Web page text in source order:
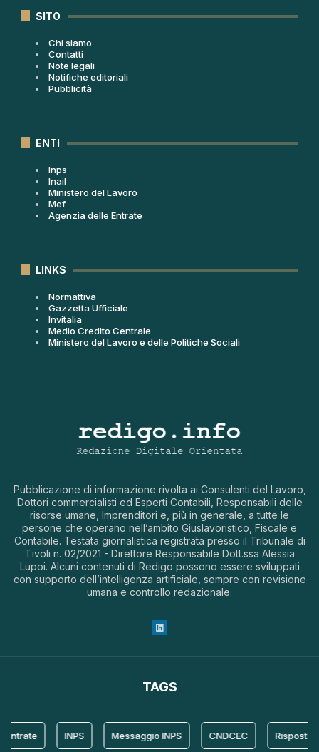
SITO
Chi siamo
Contatti
Note legali
Notifiche editoriali
Pubblicità
ENTI
Inps
Inail
Ministero del Lavoro
Mef
Agenzia delle Entrate
LINKS
Normattiva
Gazzetta Ufficiale
Invitalia
Medio Credito Centrale
Ministero del Lavoro e delle Politiche Sociali
Pubblicazione di informazione rivolta ai Consulenti del Lavoro,
Dottori commercialisti ed Esperti Contabili, Responsabili delle
risorse umane, Imprenditori e, più in generale, a tutte le
persone che operano nell’ambito Giuslavoristico, Fiscale e
Contabile. Testata giornalistica registrata presso il Tribunale di
Tivoli n. 02/2021 - Direttore Responsabile Dott.ssa Alessia
Lupoi. Alcuni contenuti di Redigo possono essere sviluppati
con supporto dell’intelligenza artificiale, sempre con revisione
umana e controllo redazionale.
TAGS
Messaggio INPS CNDCEC Risposta